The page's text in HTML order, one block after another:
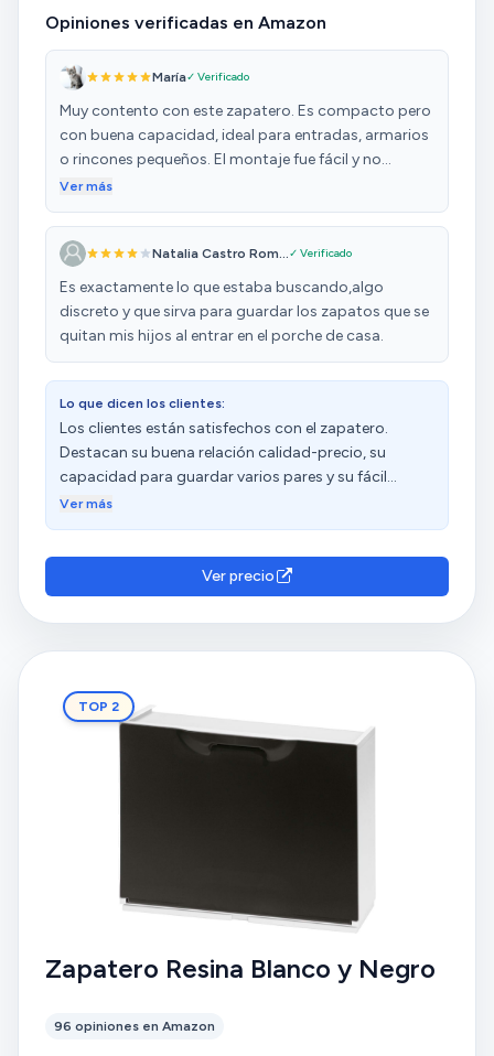
Opiniones verificadas en Amazon
María✓ Verificado
Muy contento con este zapatero. Es compacto pero
con buena capacidad, ideal para entradas, armarios
o rincones pequeños. El montaje fue fácil y no
necesitas herramientas. La estructura de resina es
bien con cualquier estilo. Puntos positivos: Ocupa
poco espacio y caben varios pares. Muy fácil de
montar. Ligero pero resistente. Estéticamente limpio
y sencillo. Conclusión: Una solución práctica y
económica para mantener el calzado ordenado.
Ver más
Natalia Castro Rom... ✓ Verificado
Es exactamente lo que estaba buscando,algo
discreto y que sirva para guardar los zapatos que se
quitan mis hijos al entrar en el porche de casa.
Lo que dicen los clientes:
Los clientes están satisfechos con el zapatero.
Destacan su buena relación calidad-precio, su
capacidad para guardar varios pares y su fácil
montaje. Algunos lo consideran una solución
que el material plástico es endeble y se rompe con
facilidad. Las opiniones sobre la ligereza y el tamaño
son diversas.
Ver más
Ver precio
TOP 2
Zapatero Resina Blanco y Negro
96 opiniones en Amazon